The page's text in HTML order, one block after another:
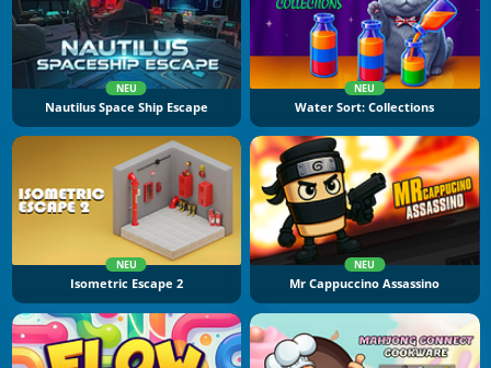
NEU
Nautilus Space Ship Escape
NEU
Water Sort: Collections
NEU
Isometric Escape 2
NEU
Mr Cappuccino Assassino